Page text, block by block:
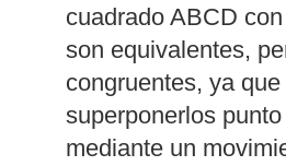
cuadrado ABCD
son equivalentes,
congruentes, ya
superponerlos
mediante un